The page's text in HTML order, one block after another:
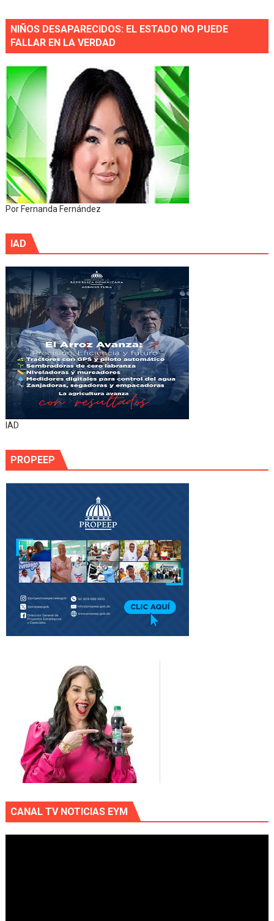
NIÑOS DESAPARECIDOS: EL ESTADO NO PUEDE
FALLAR EN LA VERDAD
Por Fernanda Fernández
IAD
IAD
PROPEEP
CANAL TV NOTICIAS EYM